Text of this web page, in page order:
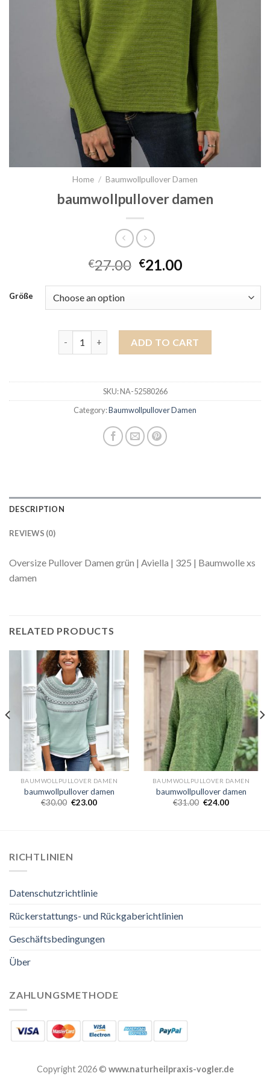
Home / Baumwollpullover Damen
baumwollpullover damen
€27.00 €21.00
Größe
ADD TO CART
SKU:NA-52580266
Category:Baumwollpullover Damen
DESCRIPTION
REVIEWS (0)
Oversize Pullover Damen grün | Aviella | 325 | Baumwolle xs
damen
RELATED PRODUCTS
BAUMWOLLPULLOVER DAMEN
baumwollpullover damen
€30.00 €23.00
BAUMWOLLPULLOVER DAMEN
baumwollpullover damen
€31.00 €24.00
RICHTLINIEN
Datenschutzrichtlinie
Rückerstattungs- und Rückgaberichtlinien
Geschäftsbedingungen
Über
ZAHLUNGSMETHODE
Copyright 2026 © www.naturheilpraxis-vogler.de